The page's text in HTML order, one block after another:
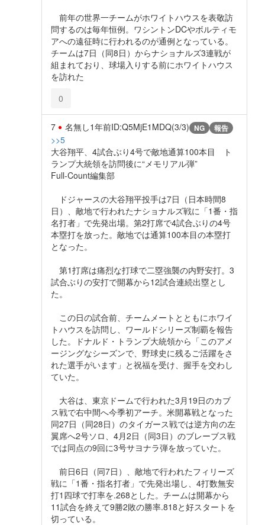
前年の世界一チームがホワイトハウスを表敬訪
問するのは毎年恒例。ワシントンDCやボルティモ
アへの遠征時に行われるのが通例となっている。
チームは7日（同8日）からナショナルズ3連戦が
組まれており、球場入りする前にホワイトハウス
を訪れた
0
7 名無し1年前ID:Q5MjE1MDQ(3/3) NG 報告
>>5
大谷翔平、4試合ぶり4号で敵地通算100本目 ト
ランプ大統領を訪問後に“メモリアル弾”
Full-Count編集部
ドジャースの大谷翔平投手は7日（日本時間8
日）、敵地で行われたナショナルズ戦に「1番・指
名打者」で先発出場。第2打席で4試合ぶりの4号
本塁打を放った。敵地では通算100本目の本塁打
となった。
第1打席は痛烈な打球で二塁強襲の内野安打。3
試合ぶりの安打で開幕から12試合連続出塁とし
た。
この日の試合前、チームメートとともにホワイ
トハウスを訪問し、ワールドシリーズ制覇を報告
した。ドナルド・トランプ大統領から「このアメ
ージングなシーズンで、野球史に残るご活躍をさ
れた選手がいます」と祝福を受け、握手を交わし
ていた。
大谷は、東京ドームで行われた3月19日のカブ
ス戦で右中間へ今季初アーチ。米開幕戦となった
同27日（同28日）のタイガース戦では逆方向の左
翼席へ2号ソロ、4月2日（同3日）のブレーブス戦
では同点の9回に3号サヨナラ弾を放っていた。
前日6日（同7日）、敵地で行われたフィリーズ
戦に「1番・指名打者」で先発出場し、4打数無安
打1四球で打率を.268とした。チームは開幕から
11試合を終えて9勝2敗の勝率.818と好スタートを
切っている。